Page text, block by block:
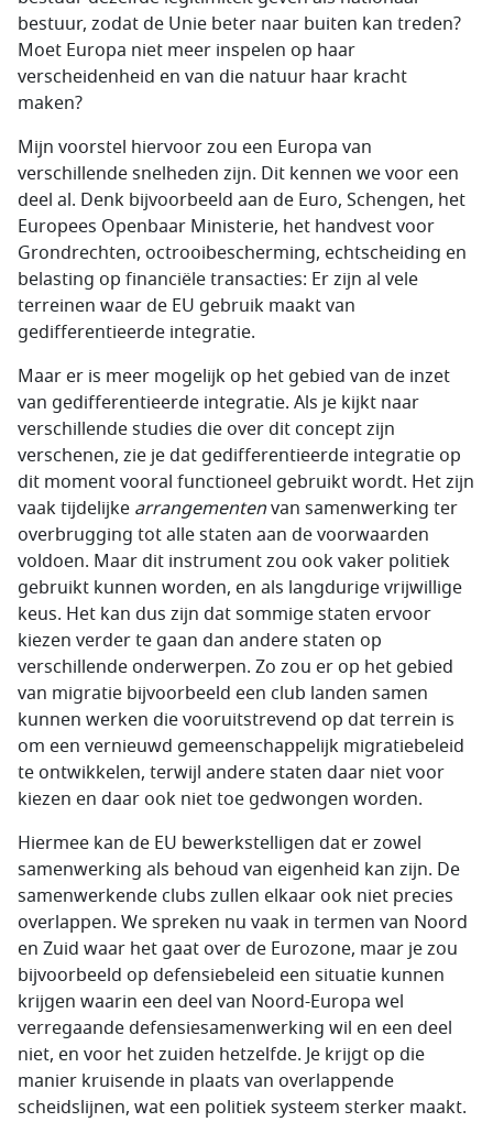
bestuur, zodat de Unie beter naar buiten kan treden?
Moet Europa niet meer inspelen op haar
verscheidenheid en van die natuur haar kracht
maken?
Mijn voorstel hiervoor zou een Europa van
verschillende snelheden zijn. Dit kennen we voor een
deel al. Denk bijvoorbeeld aan de Euro, Schengen, het
Europees Openbaar Ministerie, het handvest voor
Grondrechten, octrooibescherming, echtscheiding en
belasting op financiële transacties: Er zijn al vele
terreinen waar de EU gebruik maakt van
gedifferentieerde integratie.
Maar er is meer mogelijk op het gebied van de inzet
van gedifferentieerde integratie. Als je kijkt naar
verschillende studies die over dit concept zijn
verschenen, zie je dat gedifferentieerde integratie op
dit moment vooral functioneel gebruikt wordt. Het zijn
vaak tijdelijke arrangementenvan samenwerking ter
overbrugging tot alle staten aan de voorwaarden
voldoen. Maar dit instrument zou ook vaker politiek
gebruikt kunnen worden, en als langdurige vrijwillige
keus. Het kan dus zijn dat sommige staten ervoor
kiezen verder te gaan dan andere staten op
verschillende onderwerpen. Zo zou er op het gebied
van migratie bijvoorbeeld een club landen samen
kunnen werken die vooruitstrevend op dat terrein is
om een vernieuwd gemeenschappelijk migratiebeleid
te ontwikkelen, terwijl andere staten daar niet voor
kiezen en daar ook niet toe gedwongen worden.
Hiermee kan de EU bewerkstelligen dat er zowel
samenwerking als behoud van eigenheid kan zijn. De
samenwerkende clubs zullen elkaar ook niet precies
overlappen. We spreken nu vaak in termen van Noord
en Zuid waar het gaat over de Eurozone, maar je zou
bijvoorbeeld op defensiebeleid een situatie kunnen
krijgen waarin een deel van Noord-Europa wel
verregaande defensiesamenwerking wil en een deel
niet, en voor het zuiden hetzelfde. Je krijgt op die
manier kruisende in plaats van overlappende
scheidslijnen, wat een politiek systeem sterker maakt.